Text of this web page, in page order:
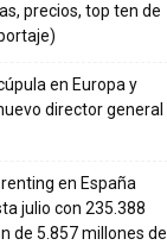
precios, top ten de
en Europa y
director general
en España
julio con 235.388
de 5.857 millones de